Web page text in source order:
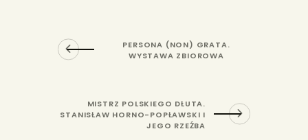
PERSONA (NON) GRATA.
WYSTAWA ZBIOROWA
MISTRZ POLSKIEGO DŁUTA.
STANISŁAW HORNO-POPŁAWSKI I
JEGO RZEŹBA